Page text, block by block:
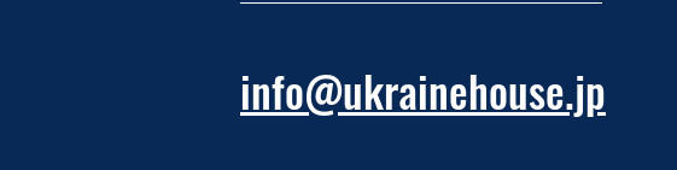
info@ukrainehouse.jp